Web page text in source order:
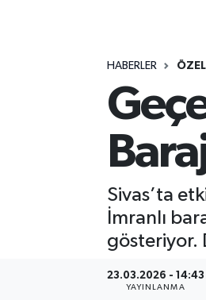
HABERLER
Sivas’ta
İmranlı
gösteriyor.
23.03.2026 - 14:43
YAYINLANMA
ÖZEL HABER
RESMİ İLANLAR
SOSYAL YARDIMLAR
SPONSORLU YAZI